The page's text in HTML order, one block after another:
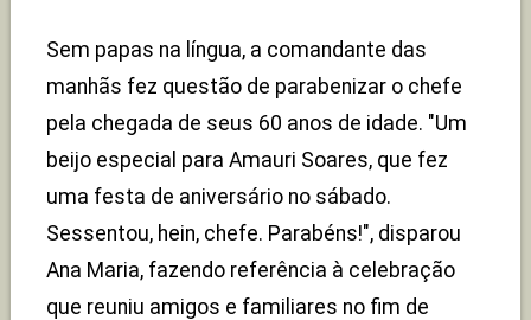
Sem papas na língua, a comandante das
manhãs fez questão de parabenizar o chefe
pela chegada de seus 60 anos de idade. "Um
beijo especial para Amauri Soares, que fez
uma festa de aniversário no sábado.
Sessentou, hein, chefe. Parabéns!", disparou
Ana Maria, fazendo referência à celebração
que reuniu amigos e familiares no fim de